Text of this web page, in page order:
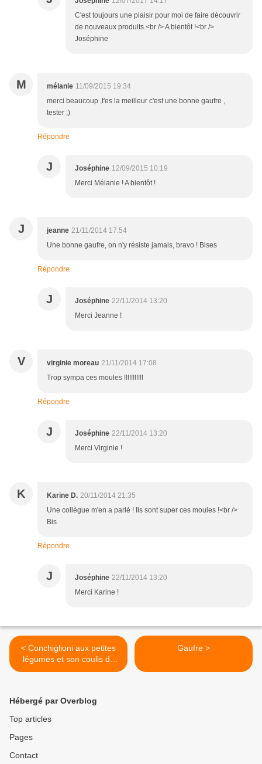
C'est toujours une plaisir pour moi de faire découvrir
de nouveaux produits.<br /> A bientôt !<br />
Joséphine
M mélanie 11/09/2015 19:34
merci beaucoup ,t'es la meilleur c'est une bonne gaufre ,
tester ;)
Répondre
J Joséphine 12/09/2015 10:19
Merci Mélanie ! A bientôt !
J jeanne 21/11/2014 17:54
Une bonne gaufre, on n'y résiste jamais, bravo ! Bises
Répondre
J Joséphine 22/11/2014 13:20
Merci Jeanne !
V virginie moreau 21/11/2014 17:08
Trop sympa ces moules !!!!!!!!!!!
Répondre
J Joséphine 22/11/2014 13:20
Merci Virginie !
K Karine D. 20/11/2014 21:35
Une collègue m'en a parlé ! Ils sont super ces moules !<br />
Bis
Répondre
J Joséphine 22/11/2014 13:20
Merci Karine !
< Conchiglioni aux petites
légumes et son coulis de
tomates au romarin
Gaufre >
Hébergé par Overblog
Top articles
Pages
Contact